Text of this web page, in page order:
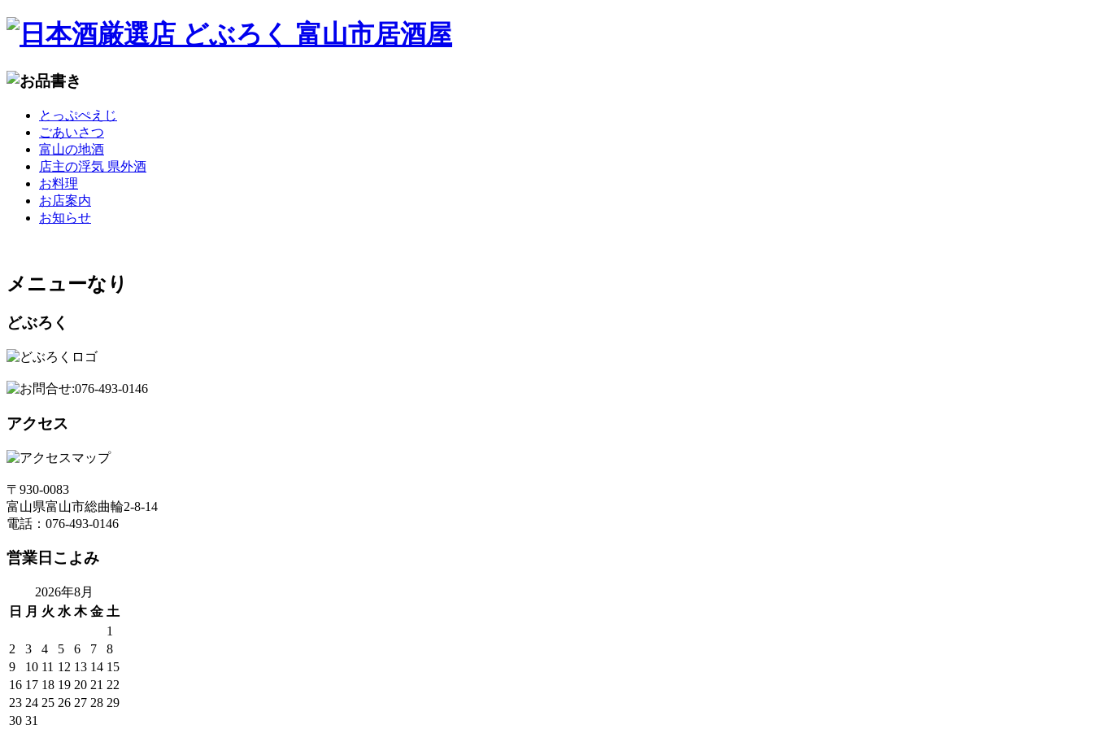
とっぷぺえじ
ごあいさつ
富山の地酒
店主の浮気 県外酒
お料理
お店案内
お知らせ
メニューなり
どぶろく
アクセス
〒930-0083
富山県富山市総曲輪2-8-14
電話：076-493-0146
営業日こよみ
2026年8月
日
月 火 水 木 金 土
1
2
3 4 5 6 7
8
9
10 11 12 13 14 15
16 17 18 19 20 21 22
23 24 25 26 27 28 29
30 31